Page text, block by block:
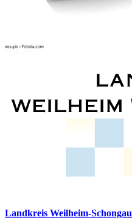
Landkreis Weilheim-Schongau